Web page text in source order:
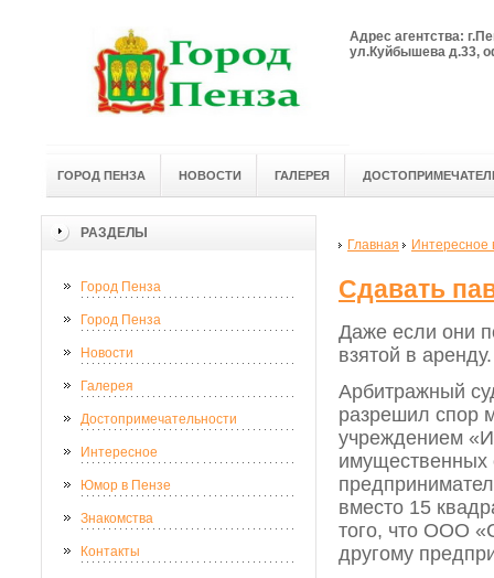
Адрес агентства:
ул.Куйбышева д.33,
ГОРОД ПЕНЗА НОВОСТИ ГАЛЕРЕЯ
РАЗДЕЛЫ
Город Пенза
Город Пенза
Новости
Галерея
Достопримечательности
Интересное
Юмор в Пензе
Знакомства
Контакты
Главная Интересное
Сдавать
Даже если они
взятой в аренду.
Арбитражный
разрешил спор
учреждением
вместо 15
того, что ООО
другому